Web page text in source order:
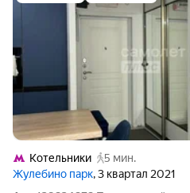
Котельники
5 мин.
Жулебино парк, 3 квартал 2021